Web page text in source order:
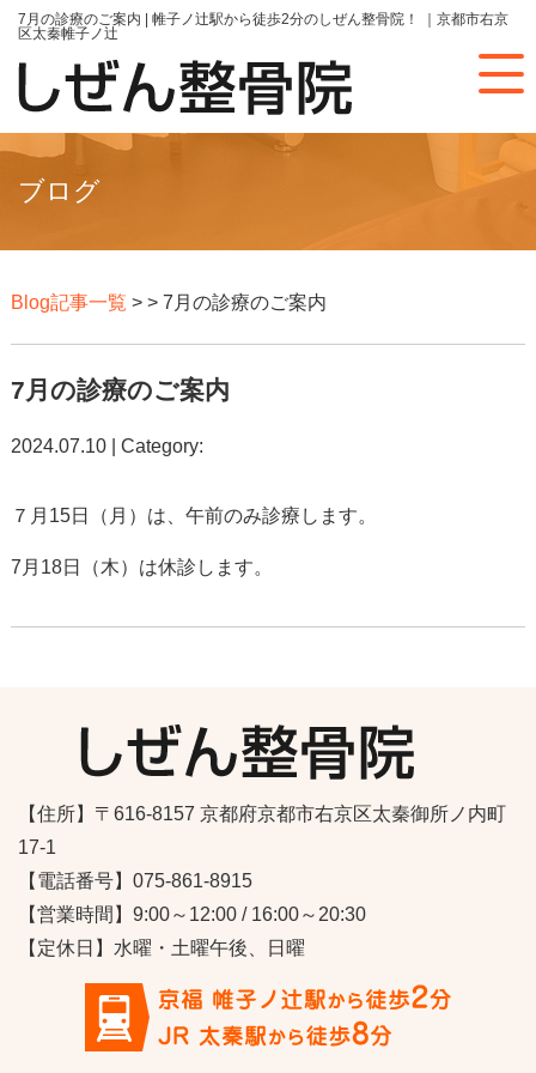
7月の診療のご案内 | 帷子ノ辻駅から徒歩2分のしぜん整骨院！ ｜京都市右京
区太秦帷子ノ辻
ブログ
Blog記事一覧 > > 7月の診療のご案内
7月の診療のご案内
2024.07.10 | Category:
７月15日（月）は、午前のみ診療します。
7月18日（木）は休診します。
【住所】〒616-8157 京都府京都市右京区太秦御所ノ内町
17-1
【電話番号】075-861-8915
【営業時間】9:00～12:00 / 16:00～20:30
【定休日】水曜・土曜午後、日曜